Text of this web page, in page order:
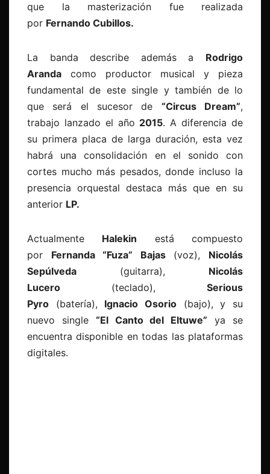
que la masterización fue realizada
por Fernando Cubillos.
La banda describe además a Rodrigo
Aranda como productor musical y pieza
fundamental de este single y también de lo
que será el sucesor de “Circus Dream”,
trabajo lanzado el año 2015. A diferencia de
su primera placa de larga duración, esta vez
habrá una consolidación en el sonido con
cortes mucho más pesados, donde incluso la
presencia orquestal destaca más que en su
anterior LP.
Actualmente Halekin está compuesto
por Fernanda “Fuza” Bajas(voz), Nicolás
Sepúlveda (guitarra), Nicolás
Lucero (teclado), Serious
Pyro (batería), Ignacio Osorio (bajo), y su
nuevo single “El Canto del Eltuwe” ya se
encuentra disponible en todas las plataformas
digitales.